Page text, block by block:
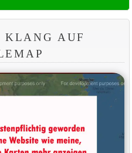
KLANG AUF